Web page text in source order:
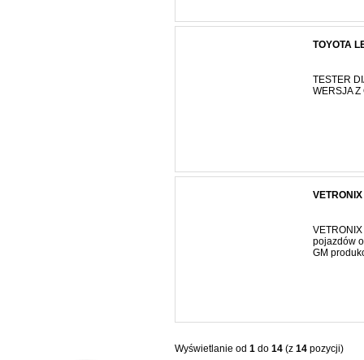
TOYOTA
TESTER
WERSJA
pojazdów
GM
Wyświetlanie od 1 do 14 (z 14 pozycji)